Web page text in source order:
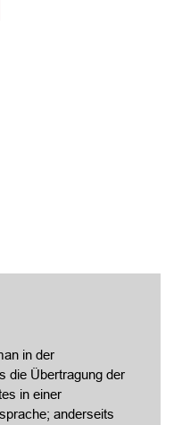
in der
die Übertragung der
in einer
anderseits